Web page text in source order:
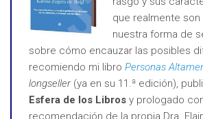
que realmente son
nuestra forma de
sobre cómo encauzar las posibles
recomiendo mi libro Personas
longseller(ya en su 11.ª edición),
Esfera de los Libros y prologado
recomendación de la propia Dra.